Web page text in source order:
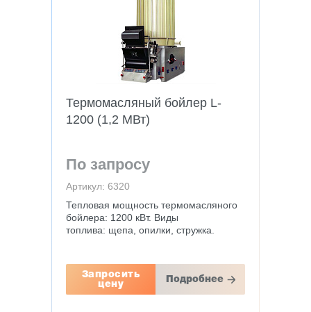
Термомасляный бойлер L-
1200 (1,2 МВт)
По запросу
Артикул: 6320
Тепловая мощность термомасляного
бойлера: 1200 кВт. Виды
топлива: щепа, опилки, стружка.
Запросить
цену
Подробнее